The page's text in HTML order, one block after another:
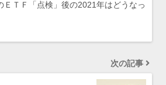
ＥＴＦ「点検」後の2021年はどうなっ
次の記事